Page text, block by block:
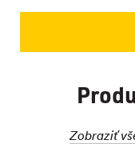
Zobraziť